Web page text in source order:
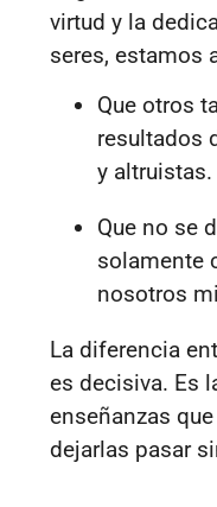
virtud y la
seres, estamos
Que otros
resultados
y altruistas.
Que no se
solamente
nosotros
La diferencia
es decisiva. Es
enseñanzas
dejarlas pasar